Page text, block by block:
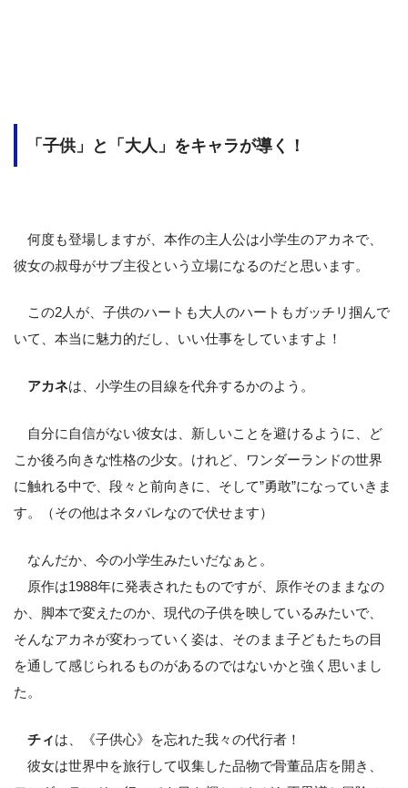
「子供」と「大人」をキャラが導く！
何度も登場しますが、本作の主人公は小学生のアカネで、
彼女の叔母がサブ主役という立場になるのだと思います。
この2人が、子供のハートも大人のハートもガッチリ掴んで
いて、本当に魅力的だし、いい仕事をしていますよ！
アカネは、小学生の目線を代弁するかのよう。
自分に自信がない彼女は、新しいことを避けるように、ど
こか後ろ向きな性格の少女。けれど、ワンダーランドの世界
に触れる中で、段々と前向きに、そして”勇敢”になっていきま
す。（その他はネタバレなので伏せます）
なんだか、今の小学生みたいだなぁと。
原作は1988年に発表されたものですが、原作そのままなの
か、脚本で変えたのか、現代の子供を映しているみたいで、
そんなアカネが変わっていく姿は、そのまま子どもたちの目
を通して感じられるものがあるのではないかと強く思いまし
た。
チィは、《子供心》を忘れた我々の代行者！
彼女は世界中を旅行して収集した品物で骨董品店を開き、